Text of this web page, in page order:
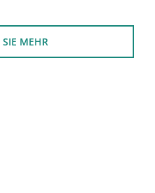
SIE MEHR